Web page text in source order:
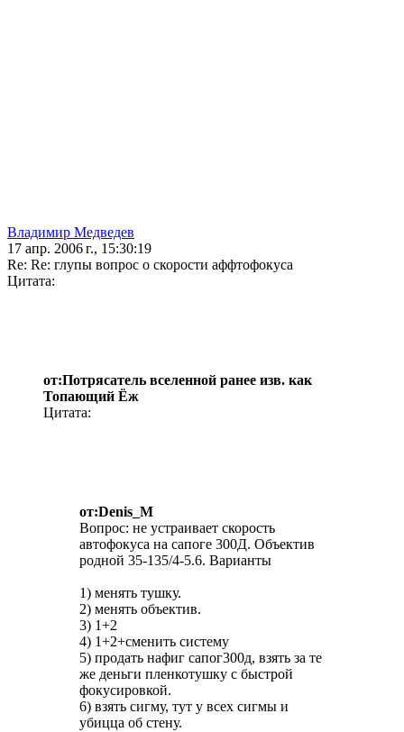
Владимир Медведев
17 апр. 2006 г., 15:30:19
Re: Re: глупы вопрос о скорости аффтофокуса
Цитата:
от:Потрясатель вселенной ранее изв. как
Топающий Ёж
Цитата:
от:Denis_M
Вопрос: не устраивает скорость
автофокуса на сапоге 300Д. Объектив
родной 35-135/4-5.6. Варианты
1) менять тушку.
2) менять объектив.
3) 1+2
4) 1+2+сменить систему
5) продать нафиг сапог300д, взять за те
же деньги пленкотушку с быстрой
фокусировкой.
6) взять сигму, тут у всех сигмы и
убицца об стену.